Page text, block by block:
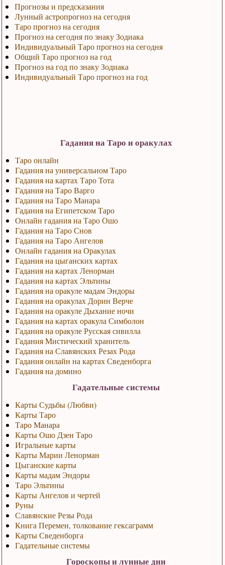
Прогнозы и предсказания
Лунный астропрогноз на сегодня
Таро прогноз на сегодня
Прогноз на сегодня по знаку Зодиака
Индивидуальный Таро прогноз на сегодня
Общий Таро прогноз на год
Прогноз на год по знаку Зодиака
Индивидуальный Таро прогноз на год
Гадания на Таро и оракулах
Таро онлайн
Гадания на универсальном Таро
Гадания на картах Таро Тота
Гадания на Таро Варго
Гадания на Таро Манара
Гадания на Египетском Таро
Онлайн гадания на Таро Ошо
Гадания на Таро Снов
Гадания на Таро Ангелов
Онлайн гадания на Оракулах
Гадания на цыганских картах
Гадания на картах Ленорман
Гадания на картах Эльтины
Гадания на оракуле мадам Эндоры
Гадания на оракулах Дорин Верче
Гадания на оракуле Дыхание ночи
Гадания на картах оракула Симболон
Гадания на оракуле Русская сивилла
Гадания Мистический хранитель
Гадания на Славянских Резах Рода
Гадания онлайн на картах Сведенборга
Гадания на домино
Гадательные системы
Карты Судьбы (Любви)
Карты Таро
Таро Манара
Карты Ошо Дзен Таро
Игральные карты
Карты Марии Ленорман
Цыганские карты
Карты мадам Эндоры
Таро Эльтины
Карты Ангелов и чертей
Руны
Славянские Резы Рода
Книга Перемен, толкование гексаграмм
Карты Сведенборга
Гадательные системы
Гороскопы и лунные дни